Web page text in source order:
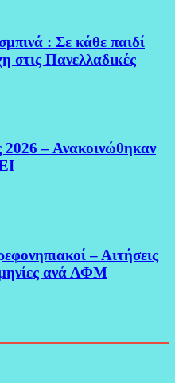
: Σε κάθε παιδί
στις Πανελλαδικές
– Ανακοινώθηκαν
– Αιτήσεις
ανά ΑΦΜ